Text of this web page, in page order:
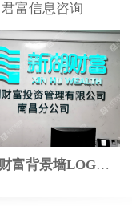
君富信息咨询
新湖财富背景墙LOGO墙